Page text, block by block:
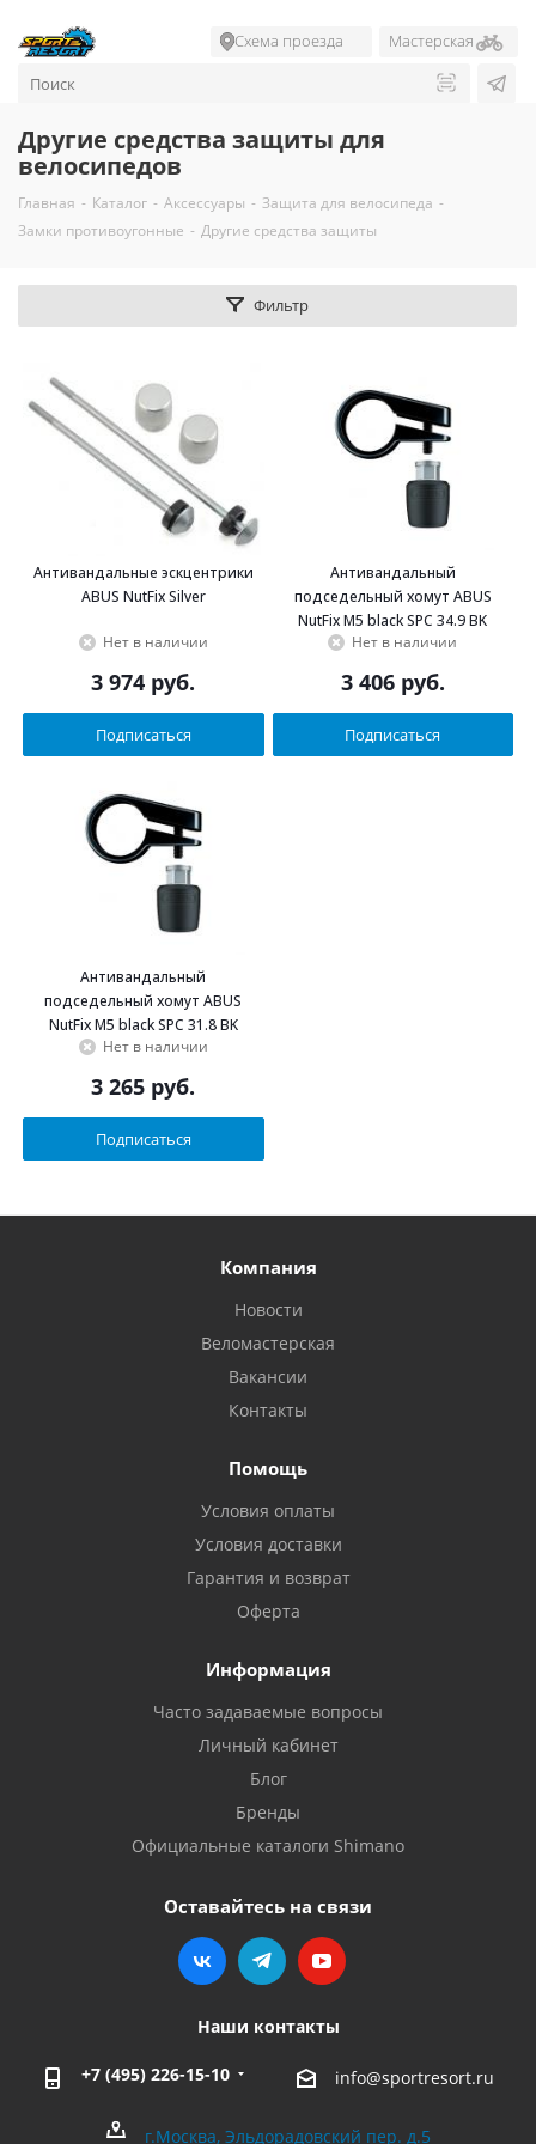
Схема проезда Мастерская
Другие средства защиты для
велосипедов
Главная - Каталог - Аксессуары - Защита для велосипеда -
Замки противоугонные - Другие средства защиты
Фильтр
Антивандальные эскцентрики
ABUS NutFix Silver
Нет в наличии
3 974 руб.
Подписаться
Антивандальный
подседельный хомут ABUS
NutFix M5 black SPC 34.9 BK
Нет в наличии
3 406руб.
Подписаться
Антивандальный
подседельный хомут ABUS
NutFix M5 black SPC 31.8 BK
Нет в наличии
3 265 руб.
Подписаться
Компания
Новости
Веломастерская
Вакансии
Контакты
Помощь
Условия оплаты
Условия доставки
Гарантия и возврат
Оферта
Информация
Часто задаваемые вопросы
Личный кабинет
Блог
Бренды
Официальные каталоги Shimano
Оставайтесь на связи
Наши контакты
+7 (495) 226-15-10 info@sportresort.ru
г.Москва, Эльдорадовский пер. д.5